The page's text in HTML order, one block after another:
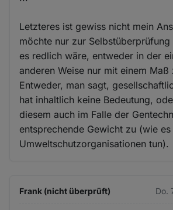
Letzteres ist gewiss nicht mein
möchte nur zur Selbstüberprüfung
es redlich wäre, entweder in der
anderen Weise nur mit einem Maß
Entweder, man sagt,
hat inhaltlich keine Bedeutung,
diesem auch im Falle der
entsprechende Gewicht zu (wie es
Umweltschutzorganisationen tun).
Frank (nicht überprüft) Do.